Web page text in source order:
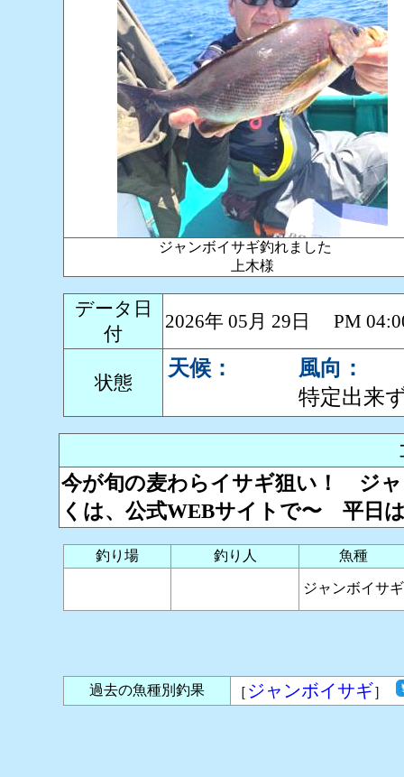
ジャンボイサギ釣れました
上木様
データ日
付
2026年 05月 29日 PM
状態
天候：
風向：
特定出来
今が旬の麦わらイサギ狙い！ ジ
くは、公式WEBサイトで〜 平日
釣り場 釣り人 魚種
ジャンボイサギ
過去の魚種別釣果 ［ ジャンボイサギ］